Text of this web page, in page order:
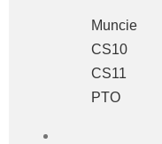
Muncie
CS10
CS11
PTO